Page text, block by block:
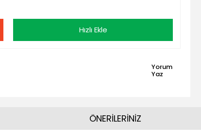
Hızlı Ekle
Yorum
Yaz
ÖNERİLERİNİZ